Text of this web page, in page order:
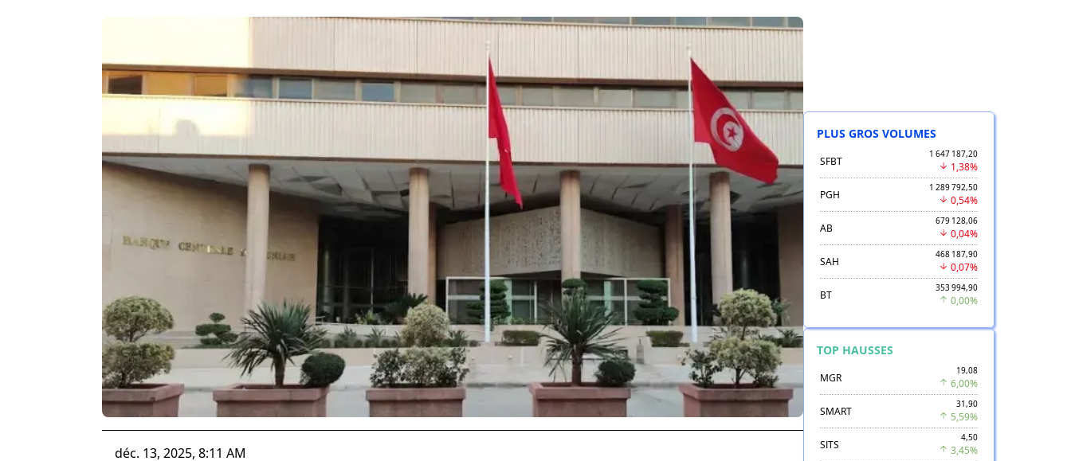
déc. 13, 2025, 8:11 AM
PLUS GROS VOLUMES
SFBT
1 647 187,20
1,38%
PGH
1 289 792,50
0,54%
AB
679 128,06
0,04%
SAH
468 187,90
0,07%
BT
353 994,90
0,00%
TOP HAUSSES
MGR
19,08
6,00%
SMART
31,90
5,59%
SITS
4,50
3,45%